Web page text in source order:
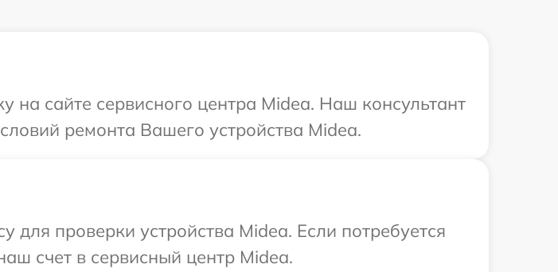
на сайте сервисного центра Midea. Наш консультант
ремонта Вашего устройства Midea.
проверки устройства Midea. Если потребуется
счет в сервисный центр Midea.